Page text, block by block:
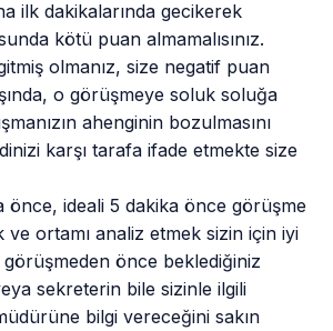
ilk dakikalarında gecikerek
kötü puan almamalısınız.
olmanız, size negatif puan
o görüşmeye soluk soluğa
ahenginin bozulmasını
karşı tarafa ifade etmekte size
önce, ideali 5 dakika önce görüşme
ortamı analiz etmek sizin için iyi
önce beklediğiniz
sekreterin bile sizinle ilgili
bilgi vereceğini sakın